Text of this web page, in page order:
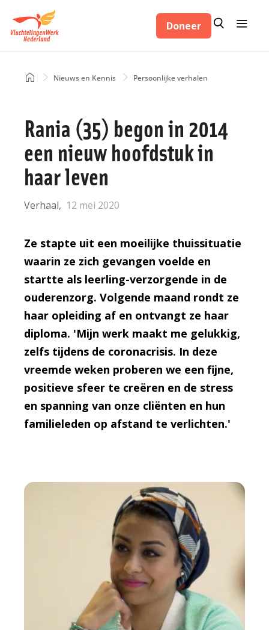
inhoud
Doneer Zoeken
Zoeken
HomeNieuws en Kennis Persoonlijke verhalen
Rania (35) begon in 2014
een nieuw hoofdstuk in
haar leven
Verhaal 12 mei 2020
Ze stapte uit een moeilijke thuissituatie
waarin ze zich gevangen voelde en
startte als leerling-verzorgende in de
ouderenzorg. Volgende maand rondt ze
haar opleiding af en ontvangt ze haar
diploma. 'Mijn werk maakt me gelukkig,
zelfs tijdens de coronacrisis. In deze
vreemde weken proberen we een fijne,
positieve sfeer te creëren en de stress
en spanning van onze cliënten en hun
familieleden op afstand te verlichten.'